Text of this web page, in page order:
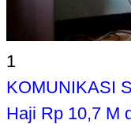
1
KOMUNIKASI
Haji Rp 10,7 M